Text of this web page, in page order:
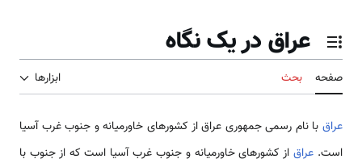
تغییر وضعیت فهرست محتویات
عراق در یک نگاه
صفحه بحث ابزارها
عراق با نام رسمی جمهوری عراق از کشورهای خاورمیانه و جنوب غرب آسیا
است. عراقاز کشورهای خاورمیانه و جنوب غرب آسیا است که از جنوب با